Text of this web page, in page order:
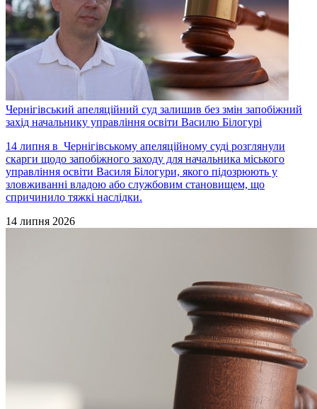
Чернігівський апеляційний суд залишив без змін запобіжний
захід начальнику управління освіти Василю Білогурі
14 липня в Чернігівському апеляційному суді розглянули
скарги щодо запобіжного заходу для начальника міського
управління освіти Василя Білогури, якого підозрюють у
зловживанні владою або службовим становищем, що
спричинило тяжкі наслідки.
14 липня 2026